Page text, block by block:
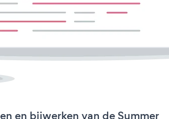
en bijwerken van de Summer